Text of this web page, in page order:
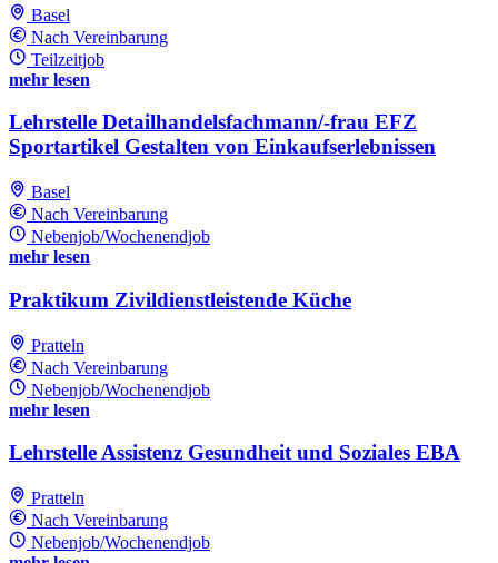
Basel
Nach Vereinbarung
Teilzeitjob
mehr lesen
Lehrstelle Detailhandelsfachmann/-frau EFZ
Sportartikel Gestalten von Einkaufserlebnissen
Basel
Nach Vereinbarung
Nebenjob/Wochenendjob
mehr lesen
Praktikum Zivildienstleistende Küche
Pratteln
Nach Vereinbarung
Nebenjob/Wochenendjob
mehr lesen
Lehrstelle Assistenz Gesundheit und Soziales EBA
Pratteln
Nach Vereinbarung
Nebenjob/Wochenendjob